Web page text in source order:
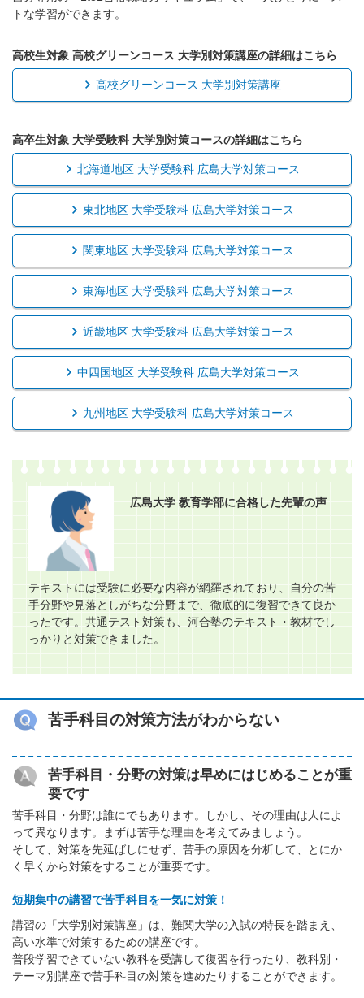
トな学習ができます。
高校生対象 高校グリーンコース 大学別対策講座の詳細はこちら
高校グリーンコース 大学別対策講座
高卒生対象 大学受験科 大学別対策コースの詳細はこちら
北海道地区 大学受験科 広島大学対策コース
東北地区 大学受験科 広島大学対策コース
関東地区 大学受験科 広島大学対策コース
東海地区 大学受験科 広島大学対策コース
近畿地区 大学受験科 広島大学対策コース
中四国地区 大学受験科 広島大学対策コース
九州地区 大学受験科 広島大学対策コース
広島大学 教育学部に合格した先輩の声
テキストには受験に必要な内容が網羅されており、自分の苦
手分野や見落としがちな分野まで、徹底的に復習できて良か
ったです。共通テスト対策も、河合塾のテキスト・教材でし
っかりと対策できました。
苦手科目の対策方法がわからない
苦手科目・分野の対策は早めにはじめることが重
要です
苦手科目・分野は誰にでもあります。しかし、その理由は人によ
って異なります。まずは苦手な理由を考えてみましょう。
そして、対策を先延ばしにせず、苦手の原因を分析して、とにか
く早くから対策をすることが重要です。
短期集中の講習で苦手科目を一気に対策！
講習の「大学別対策講座」は、難関大学の入試の特長を踏まえ、
高い水準で対策するための講座です。
普段学習できていない教科を受講して復習を行ったり、教科別・
テーマ別講座で苦手科目の対策を進めたりすることができます。